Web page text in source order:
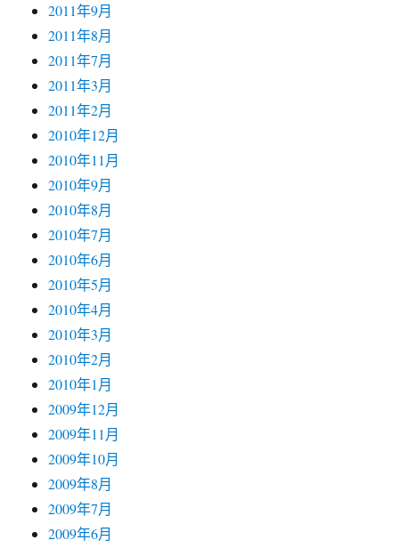
2011年9月
2011年8月
2011年7月
2011年3月
2011年2月
2010年12月
2010年11月
2010年9月
2010年8月
2010年7月
2010年6月
2010年5月
2010年4月
2010年3月
2010年2月
2010年1月
2009年12月
2009年11月
2009年10月
2009年8月
2009年7月
2009年6月